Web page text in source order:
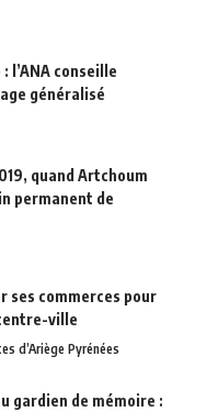
l’ANA conseille
généralisé
quand Artchoum
permanent de
ses commerces pour
ville
d’Ariège Pyrénées
gardien de mémoire :